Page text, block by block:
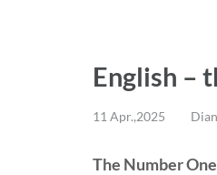
English –
11 Apr.,2025
The Number